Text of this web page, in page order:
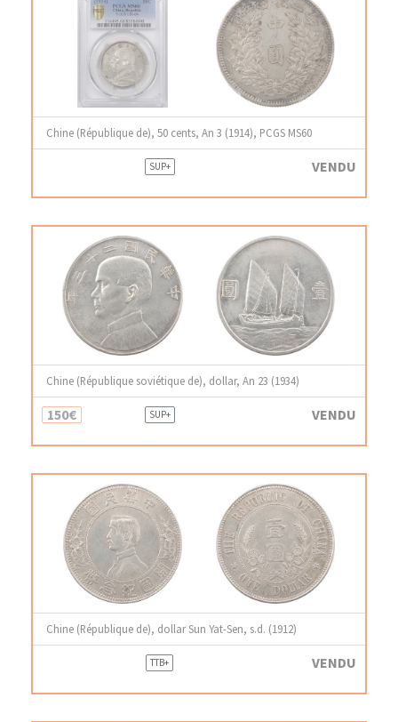
Chine (République de), 50 cents, An 3 (1914), PCGS MS60
SUP+ VENDU
Chine (République soviétique de), dollar, An 23 (1934)
150€ SUP+ VENDU
Chine (République de), dollar Sun Yat-Sen, s.d. (1912)
TTB+ VENDU